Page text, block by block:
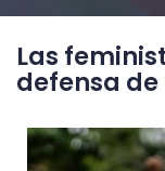
Las
defensa